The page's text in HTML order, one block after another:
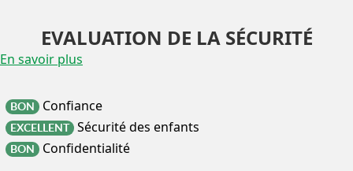
EVALUATION DE LA SÉCURITÉ
En savoir plus
BON Confiance
EXCELLENT Sécurité des enfants
BON Confidentialité